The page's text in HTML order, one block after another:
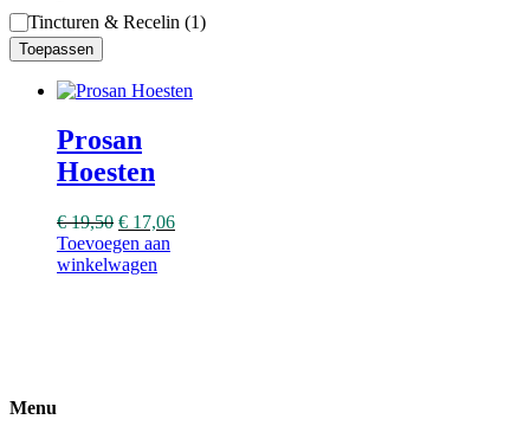
Categorie
Tincturen & Recelin (1)
Toepassen
Prosan
Hoesten
€19,50 € 17,06
Toevoegen aan
winkelwagen
Menu